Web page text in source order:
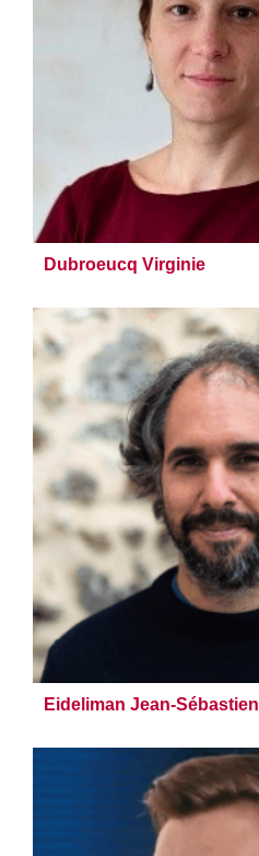
Dubroeucq Virginie
Eideliman Jean-Sébastien